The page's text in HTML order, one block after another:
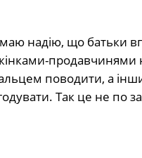
надію, що батьки
продавчинями
поводити, а
Так це не по